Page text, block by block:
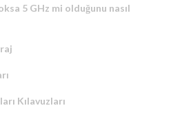
5 GHz mi olduğunu nasıl
Kılavuzları